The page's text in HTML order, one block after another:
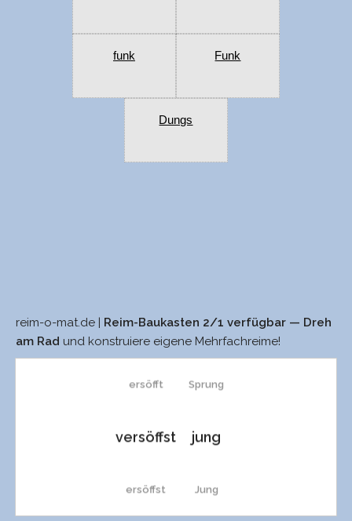
funk Funk
Dungs
reim-o-mat.de |
Reim-Baukasten 2/1 verfügbar — Dreh
am Rad und konstruiere eigene Mehrfachreime!
ersöfft
versöffst
ersöffst
Sprung
jung
Jung